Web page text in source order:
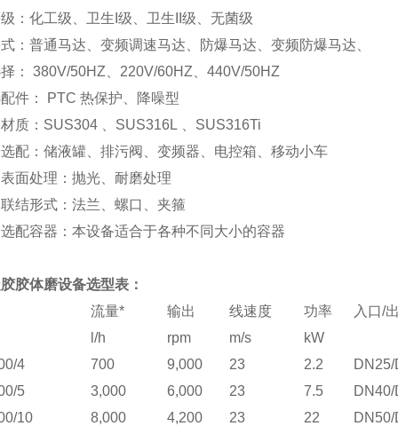
：化工级、卫生I级、卫生II级、无菌级
：普通马达、变频调速马达、防爆马达、变频防爆马达、
： 380V/50HZ、220V/60HZ、440V/50HZ
件： PTC 热保护、降噪型
质：SUS304 、SUS316L 、SUS316Ti
配：储液罐、排污阀、变频器、电控箱、移动小车
面处理：抛光、耐磨处理
结形式：法兰、螺口、夹箍
配容器：本设备适合于各种不同大小的容器
胶体磨设备选型表：
流量*
输出 线速度 功率
入口/
l/h
rpm m/s
kW
4
700 9,000 23 2.2
5
3,000 6,000 23 7.5
10
8,000 4,200 23 22